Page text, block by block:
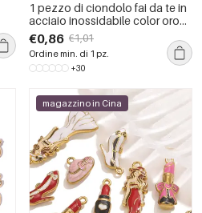
1 pezzo di ciondolo fai da te in
acciaio inossidabile color oro
impermeabile con frutta dolce
€0,86 €1,01
Ordine min. di 1 pz.
+30
magazzino in Cina